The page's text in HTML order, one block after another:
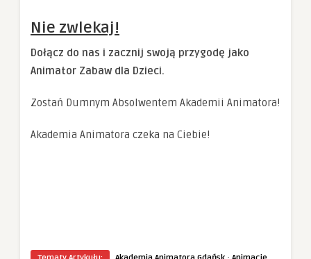
Nie zwlekaj!
Dołącz do nas i zacznij swoją przygodę jako
Animator Zabaw dla Dzieci.
Zostań Dumnym Absolwentem Akademii Animatora!
Akademia Animatora czeka na Ciebie!